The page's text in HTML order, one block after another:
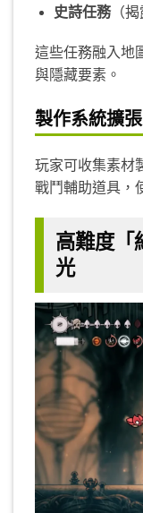
史詩任務（揭
這些任務融入地
與隱藏要素。
製作系統擴
玩家可收集素材
戰鬥輔助道具，
高難度「
光